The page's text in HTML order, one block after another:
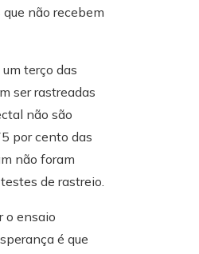
não recebem
terço das
ser rastreadas
não são
por cento das
não foram
de rastreio.
o ensaio
é que